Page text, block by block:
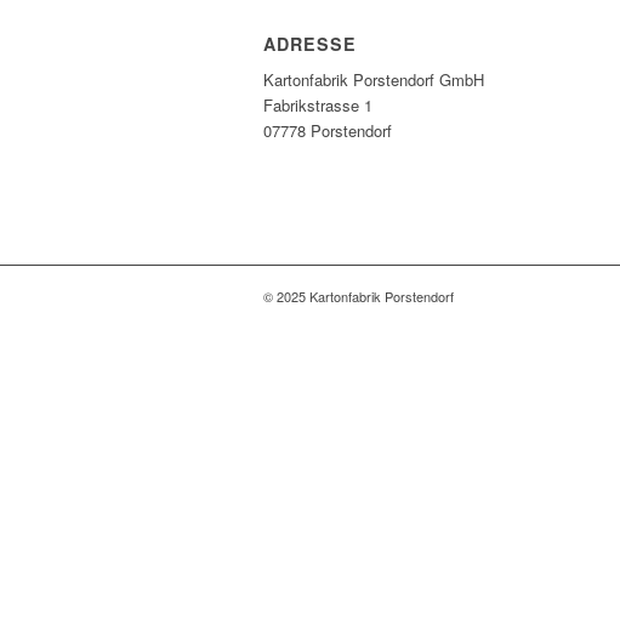
ADRESSE
Kartonfabrik Porstendorf GmbH
Fabrikstrasse 1
07778 Porstendorf
© 2025 Kartonfabrik Porstendorf